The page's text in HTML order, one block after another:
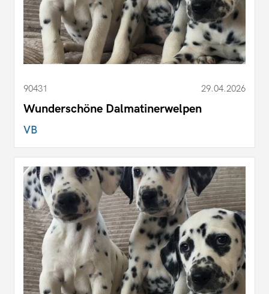
90431 29.04.2026
Wunderschöne Dalmatinerwelpen
VB